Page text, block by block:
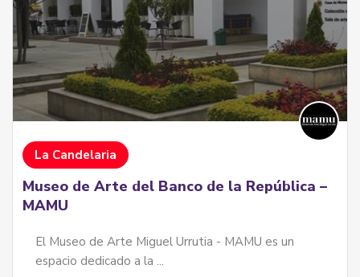
La Candelaria
Museo de Arte del Banco de la República –
MAMU
El Museo de Arte Miguel Urrutia - MAMU es un
espacio dedicado a la ...